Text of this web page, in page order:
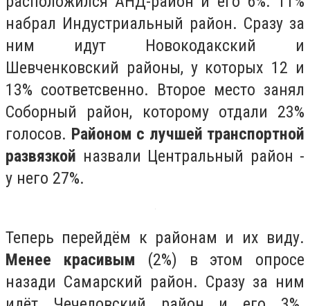
набрал Индустриальный район. Сразу за
ним идут Новокодакский и
Шевченковский районы, у которых 12 и
13% соответсвенно. Второе место занял
Соборный район, которому отдали 23%
голосов. Районом с лучшей транспортной
развязкой назвали Центральный район -
у него 27%.
Теперь перейдём к районам и их виду.
Менее красивым (2%) в этом опросе
назади Самарский район. Сразу за ним